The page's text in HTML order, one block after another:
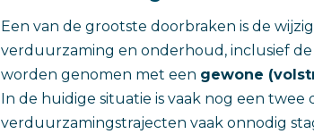
Een van de grootste doorbraken is de
verduurzaming en onderhoud, inclusief
worden genomen met een gewone
In de huidige situatie is vaak nog een
verduurzamingstrajecten vaak onnodig